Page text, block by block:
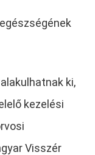
ki,
kezelési
Visszér